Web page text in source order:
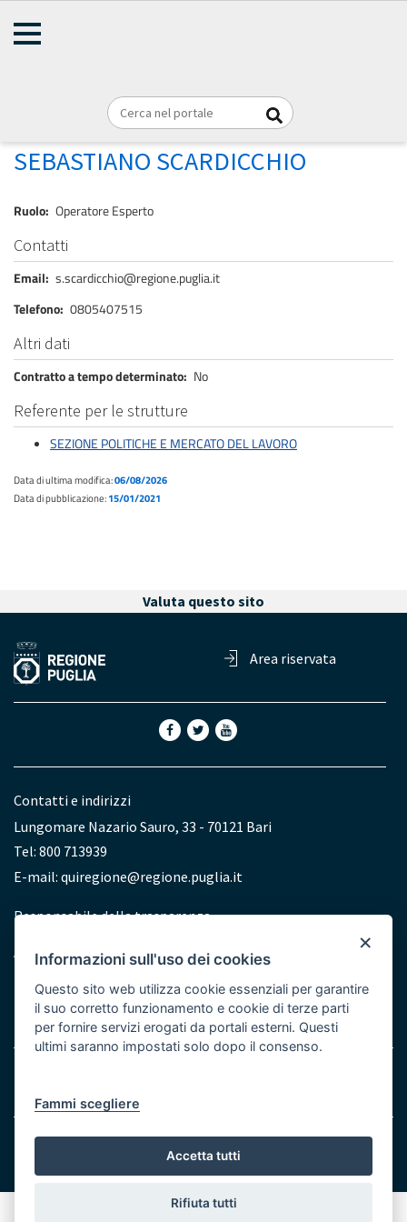
Briciole
Home
SCARDICCHIO SEBASTIANO
SEBASTIANO SCARDICCHIO
Ruolo Operatore Esperto
Contatti
Email s.scardicchio@regione.puglia.it
Telefono 0805407515
Altri dati
Contratto a tempo determinato No
Referente per le strutture
SEZIONE POLITICHE E MERCATO DEL LAVORO
Data di ultima modifica:06/08/2026
Data di pubblicazione:15/01/2021
Valuta questo sito
Area riservata
Contatti e indirizzi
Lungomare Nazario Sauro, 33 - 70121 Bari
Tel: 800 713939
E-mail: quiregione@regione.puglia.it
Redazione
Responsabile della trasparenza
Accessibilità
Bottom
© Regione Puglia
×
Informazioni sull'uso dei cookies
Questo sito web utilizza cookie essenziali per garantire
il suo corretto funzionamento e cookie di terze parti
per fornire servizi erogati da portali esterni. Questi
ultimi saranno impostati solo dopo il consenso.
Fammi scegliere
Accetta tutti
Rifiuta tutti